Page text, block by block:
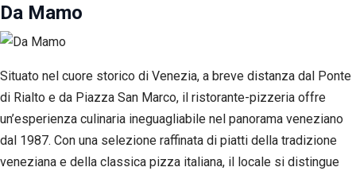
Da Mamo
Situato nel cuore storico di Venezia, a breve distanza dal Ponte
di Rialto e da Piazza San Marco, il ristorante-pizzeria offre
un’esperienza culinaria ineguagliabile nel panorama veneziano
dal 1987. Con una selezione raffinata di piatti della tradizione
veneziana e della classica pizza italiana, il locale si distingue